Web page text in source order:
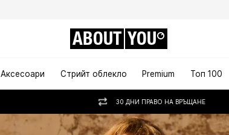
ABOUT YOU
Аксесоари Стрийт облекло Premium Топ 100
30 ДНИ ПРАВО НА ВРЪЩАНЕ